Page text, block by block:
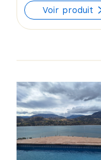
Voir produit